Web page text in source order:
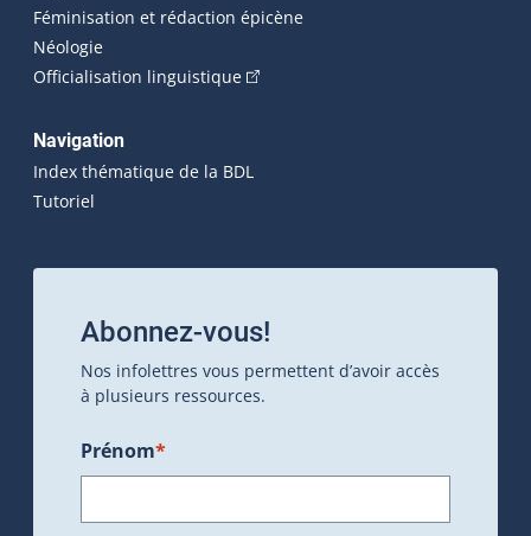
Féminisation et rédaction épicène
Néologie
Officialisation linguistique(Cet hyperlien externe s'ouvrira
Navigation
Index thématique de la BDL
Tutoriel
Abonnez-vous!
Nos infolettres vous permettent d’avoir accès
à plusieurs ressources.
Prénom*